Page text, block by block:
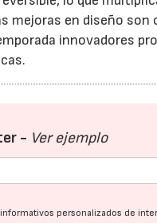
mejoras en diseño
innovadores
- Ver ejemplo
personalizados de
23/